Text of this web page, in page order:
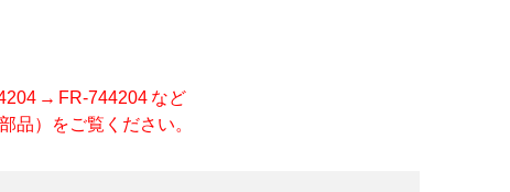
→ FR-744204 など
品）をご覧ください。